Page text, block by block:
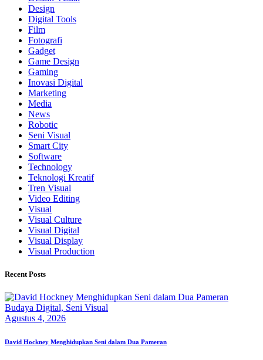
Design
Digital Tools
Film
Fotografi
Gadget
Game Design
Gaming
Inovasi Digital
Marketing
Media
News
Robotic
Seni Visual
Smart City
Software
Technology
Teknologi Kreatif
Tren Visual
Video Editing
Visual
Visual Culture
Visual Digital
Visual Display
Visual Production
Recent Posts
Budaya Digital, Seni Visual
Agustus 4, 2026
David Hockney Menghidupkan Seni dalam Dua Pameran